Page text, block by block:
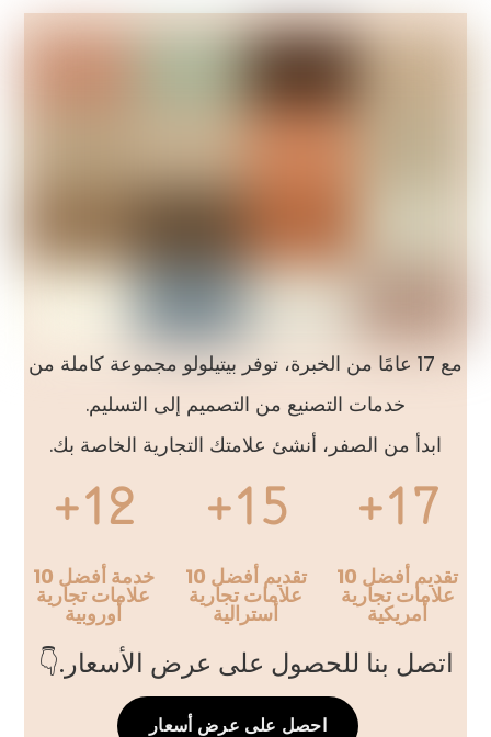
مع 17 عامًا من الخبرة، توفر بيتيلولو مجموعة كاملة من
خدمات التصنيع من التصميم إلى التسليم.
ابدأ من الصفر، أنشئ علامتك التجارية الخاصة بك.
17+
تقديم أفضل 10
علامات تجارية
أمريكية
15+
تقديم أفضل 10
علامات تجارية
أسترالية
12+
خدمة أفضل 10
علامات تجارية
أوروبية
اتصل بنا للحصول على عرض الأسعار.👇
احصل على عرض أسعار